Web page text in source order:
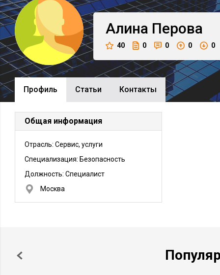
Алина Перова
40 0 0 0 0
Профиль Cтатьи Контакты
Общая информация
Отрасль: Сервис, услуги
Специализация: Безопасность
Должность: Специалист
Москва